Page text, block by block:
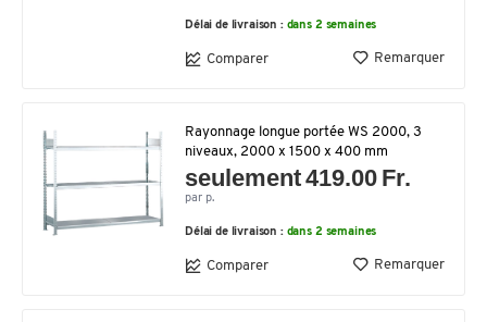
Délai de livraison : dans 2 semaines
Comparer Remarquer
Rayonnage longue portée WS 2000, 3
niveaux, 2000 x 1500 x 400 mm
seulement 419.00 Fr.
par p.
Délai de livraison : dans 2 semaines
Comparer Remarquer